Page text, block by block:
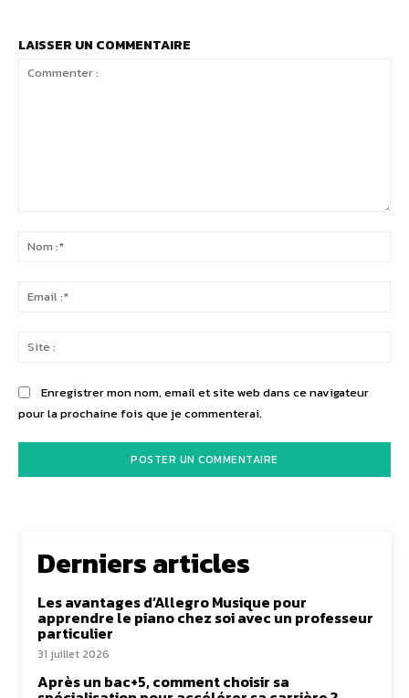
LAISSER UN COMMENTAIRE
Enregistrer mon nom, email et site web dans ce navigateur
pour la prochaine fois que je commenterai.
Derniers articles
Les avantages d’Allegro Musique pour
apprendre le piano chez soi avec un professeur
particulier
31 juillet 2026
Après un bac+5, comment choisir sa